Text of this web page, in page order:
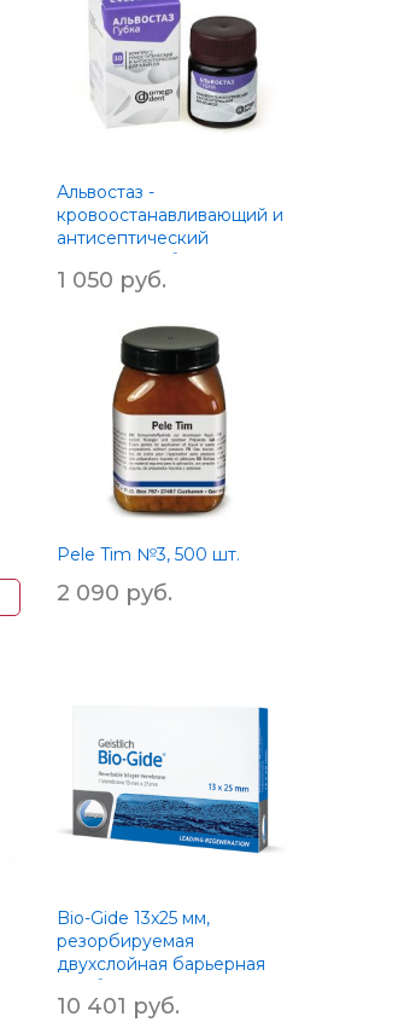
Альвостаз -
кровоостанавливающий и
антисептический
компресс, губка 30шт
1 050 руб.
Pele Tim №3, 500 шт.
2 090 руб.
Bio-Gide 13x25 мм,
резорбируемая
двухслойная барьерная
мембрана
10 401 руб.